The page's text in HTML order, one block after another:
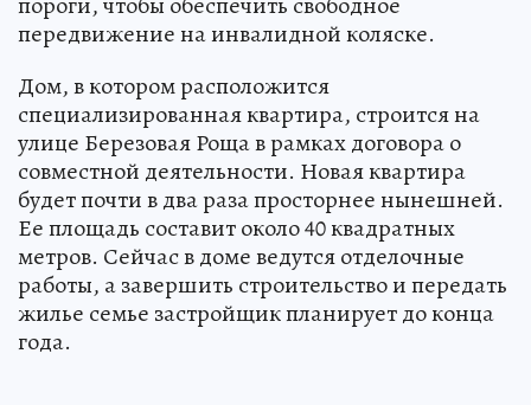
передвижение на инвалидной коляске.
Дом, в котором расположится
специализированная квартира, строится на
улице Березовая Роща в рамках договора о
совместной деятельности. Новая квартира
будет почти в два раза просторнее нынешней.
Ее площадь составит около 40 квадратных
метров. Сейчас в доме ведутся отделочные
работы, а завершить строительство и передать
жилье семье застройщик планирует до конца
года.